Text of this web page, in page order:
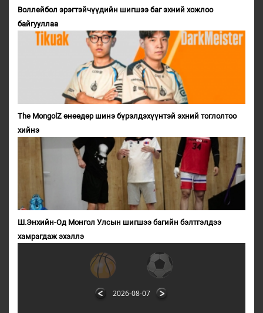
Воллейбол эрэгтэйчүүдийн шигшээ баг эхний хожлоо
байгууллаа
The MongolZ өнөөдөр шинэ бүрэлдэхүүнтэй эхний тоглолтоо
хийнэ
Ш.Энхийн-Од Монгол Улсын шигшээ багийн бэлтгэлдээ
хамрагдаж эхэллэ
2026-08-07